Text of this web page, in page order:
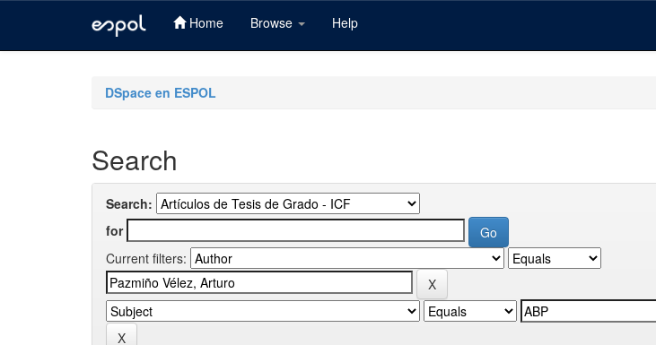
Home Browse Help
DSpace en ESPOL
Search
Search:
for
Current filters: